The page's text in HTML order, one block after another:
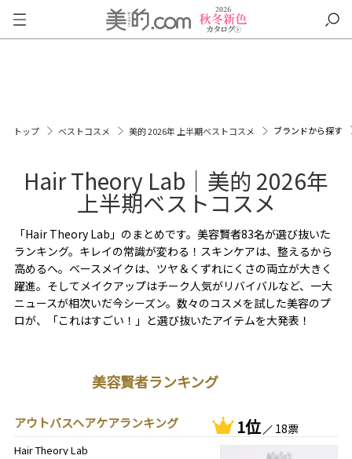
トップ ベストコスメ 美的 2026年 上半期ベストコスメ ブランドから探す
Hair Theory Lab｜美的 2026年
上半期ベストコスメ
「Hair Theory Lab」のまとめです。美容賢者83名が選び抜いた
ランキング。キレイの常識が変わる！スキンケアは、整えるから
高めるへ。ベースメイクは、ツヤ＆くずれにくさの両立が大きく
躍進。そしてメイクアップはチーク人気がリバイバルなど、一大
ニュースが相次いだ今シーズン。数々のコスメを試した美容のプ
ロが、「これはすごい！」と選び抜いたアイテムを大発表！
美容賢者ランキング
アウトバスヘアケアランキング 1位 18票
Hair Theory Lab